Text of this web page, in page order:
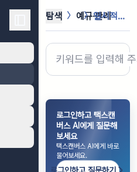
탐색 예규·판례 일시적으로 2주택이 된 경우 1세대 ...
로그인하고 택스캔
버스 AI에게 질문해
보세요
택스캔버스 AI에게 바로
물어보세요.
로그인하고 질문하기